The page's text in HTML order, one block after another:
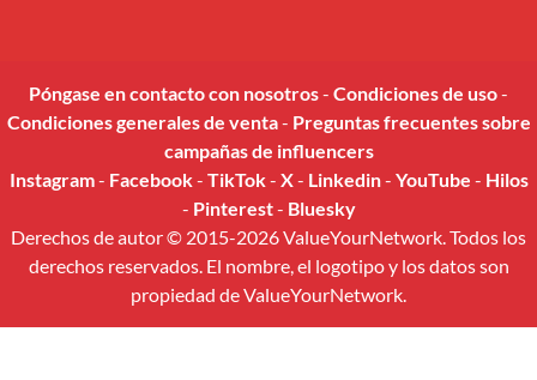
Póngase en contacto con nosotros- Condiciones de uso-
Condiciones generales de venta- Preguntas frecuentes sobre
campañas de influencers
Instagram- Facebook- TikTok- X- Linkedin- YouTube - Hilos
- Pinterest- Bluesky
Derechos de autor © 2015-2026 ValueYourNetwork. Todos los
derechos reservados. El nombre, el logotipo y los datos son
propiedad de ValueYourNetwork.